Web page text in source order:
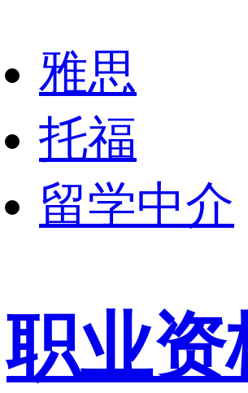
雅思
托福
留学中介
职业资